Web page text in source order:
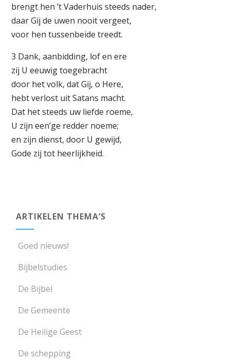
brengt hen ’t Vaderhuis steeds nader,
daar Gij de uwen nooit vergeet,
voor hen tussenbeide treedt.
3 Dank, aanbidding, lof en ere
zij U eeuwig toegebracht
door het volk, dat Gij, o Here,
hebt verlost uit Satans macht.
Dat het steeds uw liefde roeme,
U zijn een’ge redder noeme;
en zijn dienst, door U gewijd,
Gode zij tot heerlijkheid.
ARTIKELEN THEMA’S
Goed nieuws!
Bijbelstudies
De Bijbel
De Gemeente
De Heilige Geest
De schepping